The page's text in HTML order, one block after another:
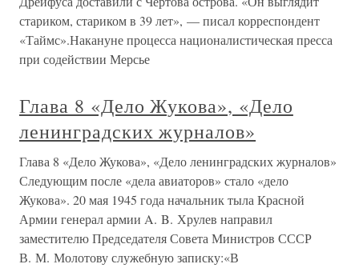
стариком, стариком в 39 лет», — писал корреспондент
«Таймс».Накануне процесса националистическая пресса
при содействии Мерсье
Глава 8 «Дело Жукова», «Дело
ленинградских журналов»
Глава 8 «Дело Жукова», «Дело ленинградских журналов»
Следующим после «дела авиаторов» стало «дело
Жукова». 20 мая 1945 года начальник тыла Красной
Армии генерал армии A. B. Хрулев направил
заместителю Председателя Совета Министров СССР
В. М. Молотову служебную записку:«В